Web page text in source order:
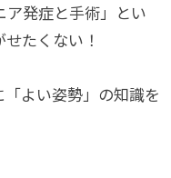
発症と手術」とい
たくない！
よい姿勢」の知識を